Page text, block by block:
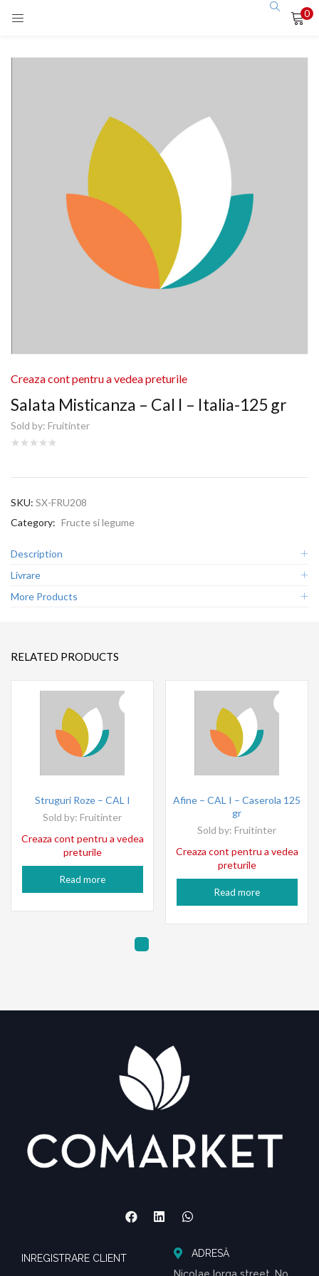
0
Salata Misticanza – Cal I – Italia-125 gr
Sold by: Fruitinter
Creaza cont pentru a vedea preturile
SKU: SX-FRU208
Category: Fructe si legume
Description
Livrare
More Products
RELATED PRODUCTS
Struguri Roze – CAL I
Sold by: Fruitinter
Creaza cont pentru a vedea
preturile
Read more
Afine – CAL I – Caserola 125
gr
Sold by: Fruitinter
Creaza cont pentru a vedea
preturile
Read more
INREGISTRARE CLIENT
ADRESĂ
Remember me
Lost password?